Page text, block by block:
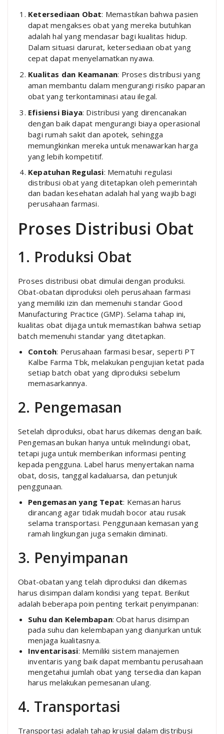
Ketersediaan Obat: Memastikan bahwa pasien
dapat mengakses obat yang mereka butuhkan
adalah hal yang mendasar bagi kualitas hidup.
Dalam situasi darurat, ketersediaan obat yang
cepat dapat menyelamatkan nyawa.
Kualitas dan Keamanan: Proses distribusi yang
aman membantu dalam mengurangi risiko paparan
obat yang terkontaminasi atau ilegal.
Efisiensi Biaya: Distribusi yang direncanakan
dengan baik dapat mengurangi biaya operasional
bagi rumah sakit dan apotek, sehingga
memungkinkan mereka untuk menawarkan harga
yang lebih kompetitif.
Kepatuhan Regulasi: Mematuhi regulasi
distribusi obat yang ditetapkan oleh pemerintah
dan badan kesehatan adalah hal yang wajib bagi
perusahaan farmasi.
Proses Distribusi Obat
1. Produksi Obat
Proses distribusi obat dimulai dengan produksi.
Obat-obatan diproduksi oleh perusahaan farmasi
yang memiliki izin dan memenuhi standar Good
Manufacturing Practice (GMP). Selama tahap ini,
kualitas obat dijaga untuk memastikan bahwa setiap
batch memenuhi standar yang ditetapkan.
Contoh: Perusahaan farmasi besar, seperti PT
Kalbe Farma Tbk, melakukan pengujian ketat pada
setiap batch obat yang diproduksi sebelum
memasarkannya.
2. Pengemasan
Setelah diproduksi, obat harus dikemas dengan baik.
Pengemasan bukan hanya untuk melindungi obat,
tetapi juga untuk memberikan informasi penting
kepada pengguna. Label harus menyertakan nama
obat, dosis, tanggal kadaluarsa, dan petunjuk
penggunaan.
Pengemasan yang Tepat: Kemasan harus
dirancang agar tidak mudah bocor atau rusak
selama transportasi. Penggunaan kemasan yang
ramah lingkungan juga semakin diminati.
3. Penyimpanan
Obat-obatan yang telah diproduksi dan dikemas
harus disimpan dalam kondisi yang tepat. Berikut
adalah beberapa poin penting terkait penyimpanan:
Suhu dan Kelembapan: Obat harus disimpan
pada suhu dan kelembapan yang dianjurkan untuk
menjaga kualitasnya.
Inventarisasi: Memiliki sistem manajemen
inventaris yang baik dapat membantu perusahaan
mengetahui jumlah obat yang tersedia dan kapan
harus melakukan pemesanan ulang.
4. Transportasi
Transportasi adalah tahap krusial dalam distribusi